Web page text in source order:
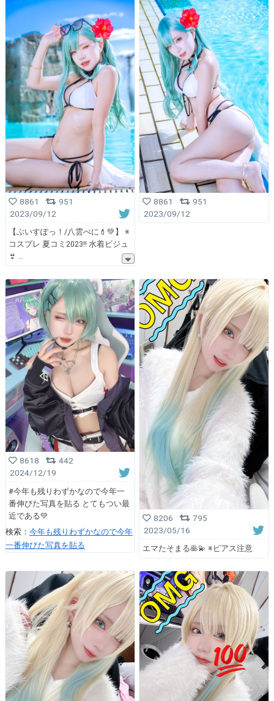
8861
951
2023/09/12
【ぶいすぽっ！/八雲べに💄💚】 ※
コスプレ 夏コミ2023‼️ 水着ビジュ
👙
8861
951
2023/09/12
8618
442
2024/12/19
#今年も残りわずかなので今年一
番伸びた写真を貼る とてもつい最
近である💚
検索： 今年も残りわずかなので今年
一番伸びた写真を貼る
8206
795
2023/05/16
エマたそまる🥞💫 ※ピアス注意